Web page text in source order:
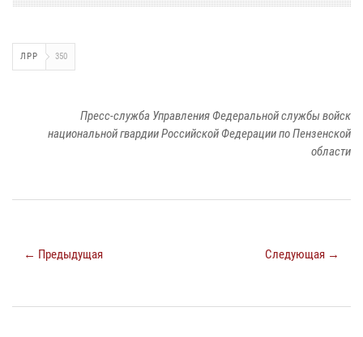
ЛРР 350
Пресс-служба Управления Федеральной службы войск
национальной гвардии Российской Федерации по Пензенской
области
← Предыдущая Следующая →